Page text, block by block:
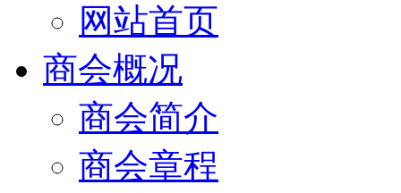
网站首页
商会概况
商会简介
商会章程